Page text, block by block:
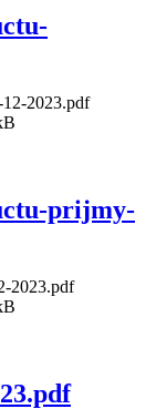
2023.pdf
prijmy-
2023.pdf